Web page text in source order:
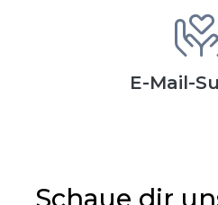
E-Mail-
Schaue dir